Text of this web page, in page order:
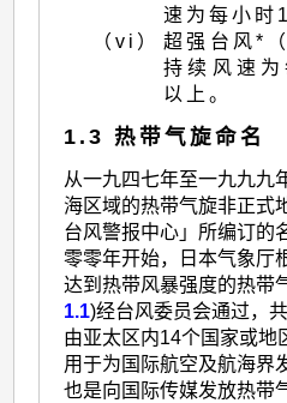
速为每小时
（vi）
超强台风*
持续风速
以上。
1.3 热带气旋命名
从一九四七年至一九九九
海区域的热带气旋非正式
台风警报中心」所编订的
零零年开始，日本气象厅
达到热带风暴强度的热带
1.1)经台风委员会通过，
由亚太区内14个国家或地
用于为国际航空及航海界
也是向国际传媒发放热带